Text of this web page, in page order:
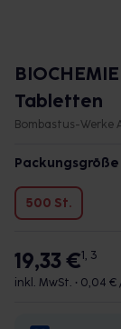
Tabletten
Bombastus-Werke
Packungsgröße
500 St.
19,33 €1, 3
inkl. MwSt. • 0,04 €